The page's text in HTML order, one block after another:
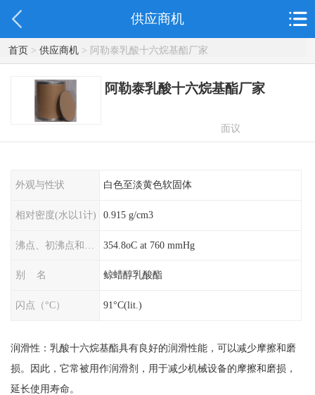
供应商机
首页> 供应商机> 阿勒泰乳酸十六烷基酯厂家
阿勒泰乳酸十六烷基酯厂家
面议
外观与性状 白色至淡黄色软固体
相对密度(水以1计) 0.915 g/cm3
354.8oC at 760 mmHg
别 名 鲸蜡醇乳酸酯
闪点（°C） 91°C(lit.)
润滑性：乳酸十六烷基酯具有良好的润滑性能，可以减少摩擦和磨
损。因此，它常被用作润滑剂，用于减少机械设备的摩擦和磨损，
延长使用寿命。